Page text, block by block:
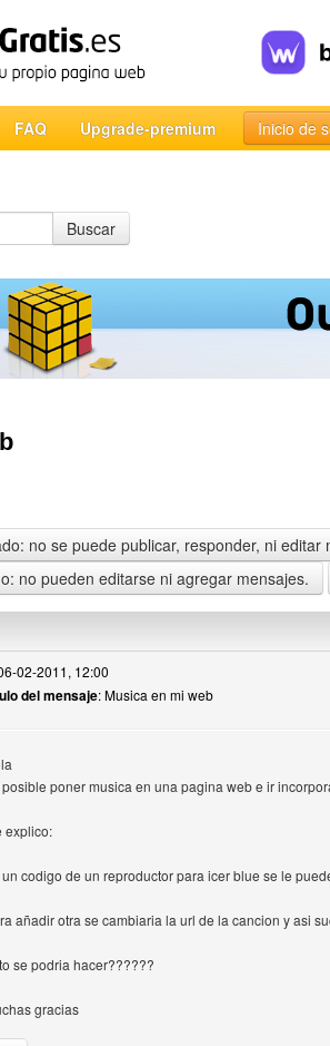
FAQ Upgrade-premium Inicio de
Buscar
no se puede publicar, responder, ni editar
no pueden editarse ni agregar mensajes.
usuario
02-2011, 12:00
del mensaje: Musica en mi web
posible poner musica en una pagina web e ir
explico:
codigo de un reproductor para icer blue se le
añadir otra se cambiaria la url de la cancion y asi
se podria hacer??????
gracias